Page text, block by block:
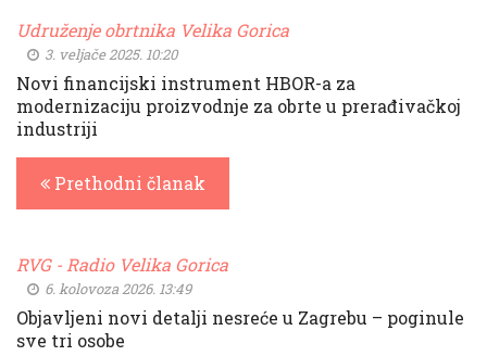
Udruženje obrtnika Velika Gorica
3. veljače 2025. 10:20
Novi financijski instrument HBOR-a za
modernizaciju proizvodnje za obrte u prerađivačkoj
industriji
Prethodni članak
RVG - Radio Velika Gorica
6. kolovoza 2026. 13:49
Objavljeni novi detalji nesreće u Zagrebu – poginule
sve tri osobe